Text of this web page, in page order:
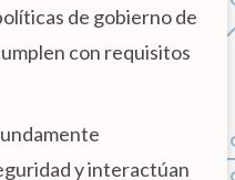
de gobierno de
con requisitos
y interactúan